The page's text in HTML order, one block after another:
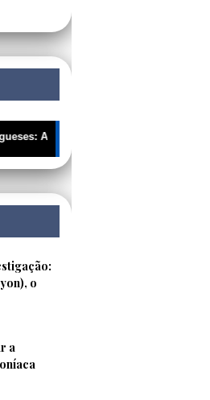
A Corrente Invisível que nos Está a
o
a